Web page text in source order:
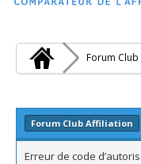
Forum
Forum Club Affiliation
Erreur de code